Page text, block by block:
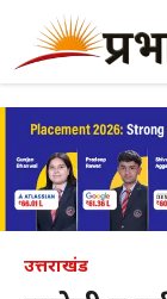
content
उत्तराखंड